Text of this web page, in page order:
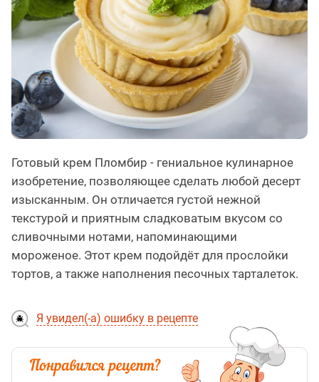
Готовый крем Пломбир - гениальное кулинарное
изобретение, позволяющее сделать любой десерт
изысканным. Он отличается густой нежной
текстурой и приятным сладковатым вкусом со
сливочными нотами, напоминающими
мороженое. Этот крем подойдёт для прослойки
тортов, а также наполнения песочных тарталеток.
Я увидел(-а) ошибку в рецепте